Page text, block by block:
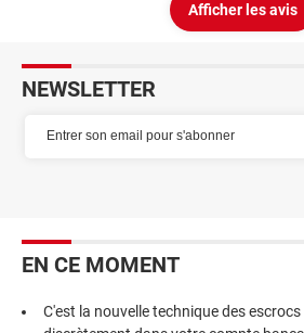
Afficher les avis
NEWSLETTER
EN CE MOMENT
C'est la nouvelle technique des